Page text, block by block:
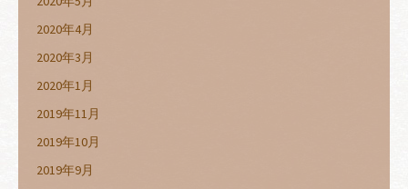
2020年4月
2020年3月
2020年1月
2019年11月
2019年10月
2019年9月